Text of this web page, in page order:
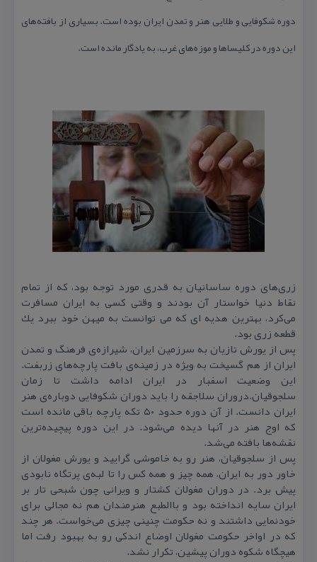
دوره شكوفایی و طلایی هنر و تمدن ایران بوده است. بسیاری از بافته‌های
این دوره در كلیساها و موزه‌های غرب، به یادگار مانده است.
زری‌های دوره ساسانیان به قدری مورد توجه بود، كه از تمام
نقاط دنیا خواستار آن بودند و وقتی كسی به ایران مسافرت
می‌كرد، بهترین هدیه ای كه می توانست به میهن خود ببرد یك
قطعه زری بود.
پس از یورش تازیان به سرزمین ایران، شیرازه‌ی فرهنگ و تمدن
ایران از هم گسیخت به ویژه در زمینه‌ی بافت پارچه‌های زربفت.
این وضعیت اسفبار در ایران ادامه داشت تا زمان
سلجوقیان.دروران سلاجقه را باید دوران شكوفایی دوباره‌ی هنر
ایران دانست. از آن دوره حدود ۵۰ تكه پارچه باقی مانده است
كه اوج هنر در آنها دیده می‌شود. در این دوره پیچیده‌ترین
نقشه‌ها بافته می‌شد.
پس از سلجوقیان، هنر رو به خاموشی گرایید و یورش مغولان از
خاور دور به ایران، همه چیز و همه كس را تا لبه‌ی پرتگاه نابودی
پیش برد. در دوران مغولان كشتار و ویرانی چون شبحی تار بر
ایران سایه انداخته بود و باالطبع هنرمندان هم نه مجالی برای
خودنمایی داشتند و نه حكومت چنینی چیزی می‌خواست. هر چند
كه در اواخر حكومت مغولان اوضاع اندكی رو به بهبود رفت اما
هیچگاه شكوه دوران پیشین، تكرار نشد.